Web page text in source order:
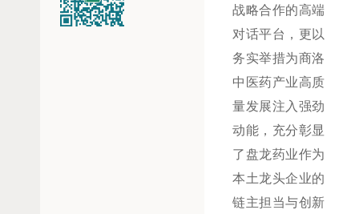
战略合作的高端
对话平台，更以
务实举措为商洛
中医药产业高质
量发展注入强劲
动能，充分彰显
了盘龙药业作为
本土龙头企业的
链主担当与创新